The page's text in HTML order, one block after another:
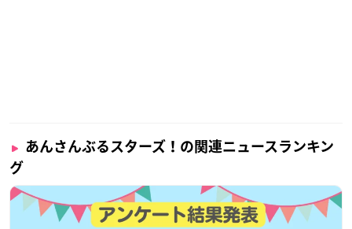
あんさんぶるスターズ！の関連ニュースランキン
グ